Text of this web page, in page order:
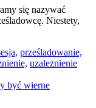
się nazywać
Niestety,
prześladowanie,
uzależnienie